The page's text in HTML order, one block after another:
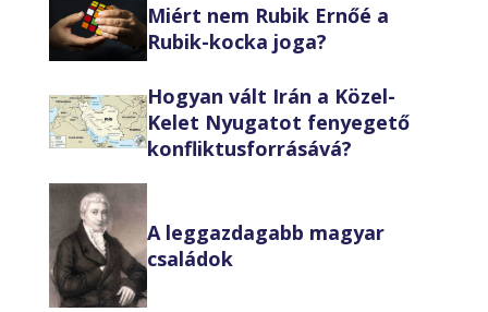
Miért nem Rubik Ernőé a
Rubik-kocka joga?
Hogyan vált Irán a Közel-
Kelet Nyugatot fenyegető
konfliktusforrásává?
A leggazdagabb magyar
családok